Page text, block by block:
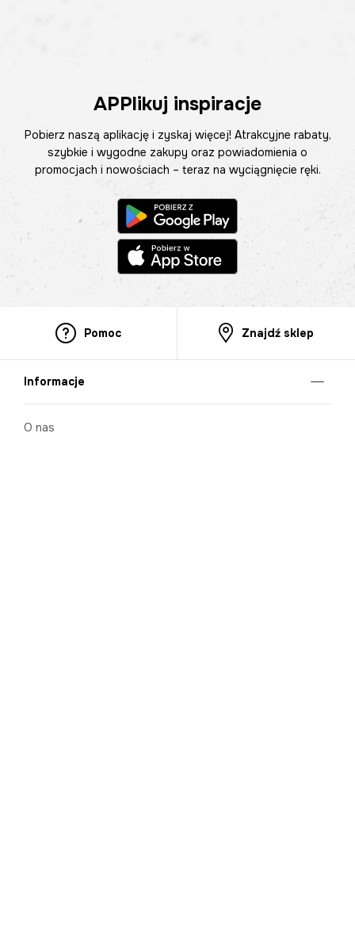
APPlikuj inspiracje
Pobierz naszą aplikację i zyskaj więcej! Atrakcyjne rabaty,
szybkie i wygodne zakupy oraz powiadomienia o
promocjach i nowościach – teraz na wyciągnięcie ręki.
Pomoc Znajdź sklep
Informacje
O nas